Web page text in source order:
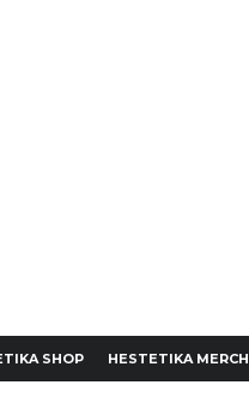
SHOP HESTETIKA MERCH